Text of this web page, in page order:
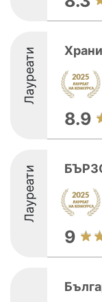
Лауреати
8.9
Лауреати
9